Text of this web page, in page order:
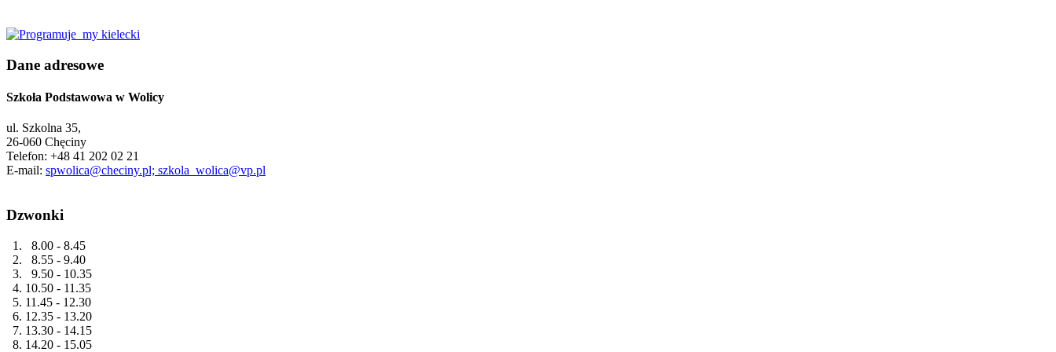
Dane adresowe
Szkoła Podstawowa w Wolicy
ul. Szkolna 35,
26-060 Chęciny
Telefon: +48 41 202 02 21
E-mail: spwolica@checiny.pl; szkola_wolica@vp.pl
Dzwonki
1. 8.00 - 8.45
2. 8.55 - 9.40
3. 9.50 - 10.35
4. 10.50 - 11.35
5. 11.45 - 12.30
6. 12.35 - 13.20
7. 13.30 - 14.15
8. 14.20 - 15.05